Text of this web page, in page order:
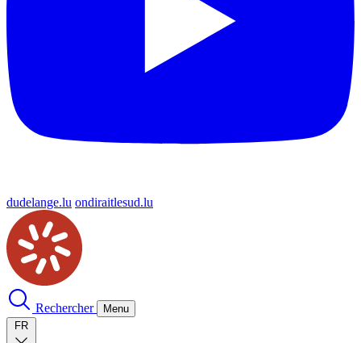
dudelange.lu ondiraitlesud.lu
Rechercher
Menu
FR